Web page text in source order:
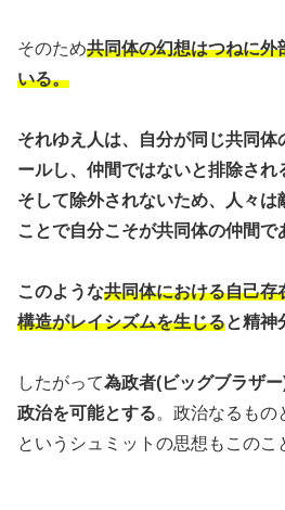
そのため共同体の幻想はつねに外
いる。
それゆえ人は、自分が同じ共同
ールし、仲間ではないと排除され
そして除外されないため、人々は
ことで自分こそが共同体の仲間で
このような共同体における自己存
構造がレイシズムを生じると精神
したがって為政者(ビッグブラザ
政治を可能とする。政治なるもの
というシュミットの思想もこのこ